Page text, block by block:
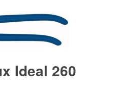
Ideal 260